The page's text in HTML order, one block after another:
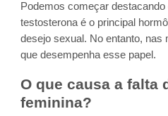
Podemos começar
testosterona é o principal
desejo sexual. No entanto, nas
que desempenha esse papel.
O que causa a falta
feminina?